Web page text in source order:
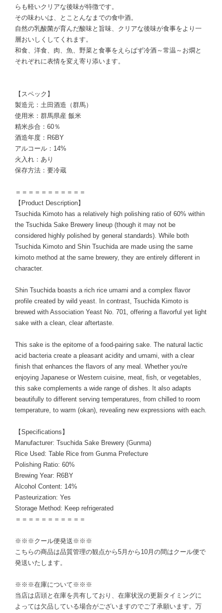
らも軽いクリアな後味が特徴です。
その味わいは、とことんなまでの食中酒。
自然の乳酸菌が育んだ酸味と旨味、クリアな後味が食事をより一
層おいしくしてくれます。
和食、洋食、肉、魚、野菜と食事をえらばず冷酒～常温～お燗と
それぞれに表情を変え寄り添います。
【スペック】
製造元：土田酒造（群馬）
使用米：群馬県産 飯米
精米歩合：60％
酒造年度：R6BY
アルコール：14%
火入れ：あり
保存方法：要冷蔵
＝＝＝＝＝＝＝＝＝＝＝
【Product Description】
Tsuchida Kimoto has a relatively high polishing ratio of 60% within
the Tsuchida Sake Brewery lineup (though it may not be
considered highly polished by general standards). While both
Tsuchida Kimoto and Shin Tsuchida are made using the same
kimoto method at the same brewery, they are entirely different in
character.
Shin Tsuchida boasts a rich rice umami and a complex flavor
profile created by wild yeast. In contrast, Tsuchida Kimoto is
brewed with Association Yeast No. 701, offering a flavorful yet light
sake with a clean, clear aftertaste.
This sake is the epitome of a food-pairing sake. The natural lactic
acid bacteria create a pleasant acidity and umami, with a clear
finish that enhances the flavors of any meal. Whether you're
enjoying Japanese or Western cuisine, meat, fish, or vegetables,
this sake complements a wide range of dishes. It also adapts
beautifully to different serving temperatures, from chilled to room
temperature, to warm (okan), revealing new expressions with each.
【Specifications】
Manufacturer: Tsuchida Sake Brewery (Gunma)
Rice Used: Table Rice from Gunma Prefecture
Polishing Ratio: 60%
Brewing Year: R6BY
Alcohol Content: 14%
Pasteurization: Yes
Storage Method: Keep refrigerated
＝＝＝＝＝＝＝＝＝＝＝
※※※クール便発送※※※
こちらの商品は品質管理の観点から5月から10月の間はクール便で
発送いたします。
※※※在庫について※※※
当店は店頭と在庫を共有しており、在庫状況の更新タイミングに
よっては欠品している場合がございますのでご了承願います。万